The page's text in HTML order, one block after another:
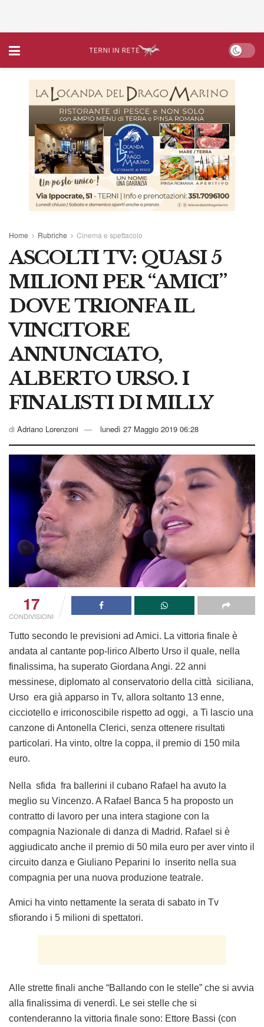
Home Rubriche Cinema e spettacolo
ASCOLTI TV: QUASI 5
MILIONI PER “AMICI”
DOVE TRIONFA IL
VINCITORE
ANNUNCIATO,
ALBERTO URSO. I
FINALISTI DI MILLY
di Adriano Lorenzoni lunedì 27 Maggio 2019 06:28
17
CONDIVISIONI
Tutto secondo le previsioni ad Amici. La vittoria finale è
andata al cantante pop-lirico Alberto Urso il quale, nella
finalissima, ha superato Giordana Angi. 22 anni
messinese, diplomato al conservatorio della città siciliana,
Urso era già apparso in Tv, allora soltanto 13 enne,
cicciotello e irriconoscibile rispetto ad oggi, a Ti lascio una
canzone di Antonella Clerici, senza ottenere risultati
particolari. Ha vinto, oltre la coppa, il premio di 150 mila
euro.
Nella sfida fra ballerini il cubano Rafael ha avuto la
meglio su Vincenzo. A Rafael Banca 5 ha proposto un
contratto di lavoro per una intera stagione con la
compagnia Nazionale di danza di Madrid. Rafael si è
aggiudicato anche il premio di 50 mila euro per aver vinto il
circuito danza e Giuliano Peparini lo inserito nella sua
compagnia per una nuova produzione teatrale.
Amici ha vinto nettamente la serata di sabato in Tv
sfiorando i 5 milioni di spettatori.
Alle strette finali anche “Ballando con le stelle” che si avvia
alla finalissima di venerdì. Le sei stelle che si
contenderanno la vittoria finale sono: Ettore Bassi (con